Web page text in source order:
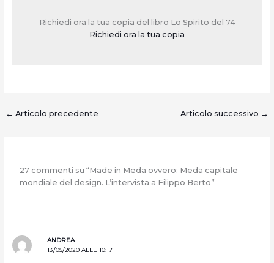
Richiedi ora la tua copia del libro Lo Spirito del 74
Richiedi ora la tua copia
← Articolo precedente Articolo successivo →
27 commenti su “Made in Meda ovvero: Meda capitale
mondiale del design. L’intervista a Filippo Berto”
ANDREA
13/05/2020 ALLE 10:17